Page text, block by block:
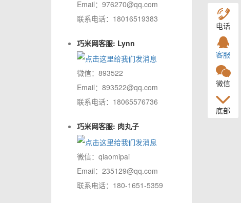
Email：976270@qq.com
联系电话：18016519383
巧米网客服: Lynn
微信：893522
Email：893522@qq.com
联系电话：18065576736
巧米网客服: 肉丸子
微信：qiaomipai
Email：235129@qq.com
联系电话：180-1651-5359
电话
客服
微信
底部